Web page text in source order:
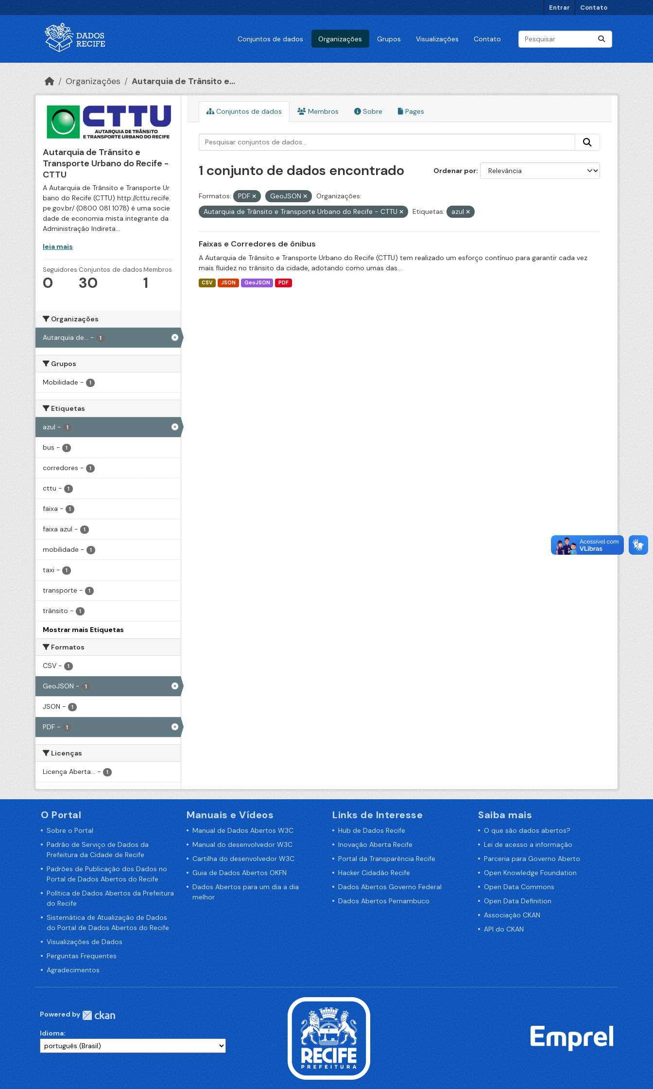
Entrar Contato
Conjuntos de dados Organizações Grupos Visualizações Contato
Organizações Autarquia de Trânsito e...
Autarquia de Trânsito e
Transporte Urbano do Recife -
CTTU
A Autarquia de Trânsito e Transporte Ur
bano do Recife (CTTU) http://cttu.recife.
pe.gov.br/ (0800 081 1078) é uma socie
dade de economia mista integrante da
Administração Indireta...
leia mais
Seguidores
0
Conjuntos de dados
30
Membros
1
Organizações
Autarquia de... - 1
Grupos
Mobilidade - 1
Etiquetas
azul - 1
bus - 1
corredores - 1
cttu - 1
faixa - 1
faixa azul - 1
mobilidade - 1
taxi - 1
transporte - 1
trânsito - 1
Mostrar mais Etiquetas
Formatos
CSV - 1
GeoJSON - 1
JSON - 1
PDF - 1
Licenças
Licença Aberta... - 1
Conjuntos de dados Membros Sobre Pages
Ordenar por
1 conjunto de dados encontrado
Formatos: PDF GeoJSON
Organizações:
Autarquia de Trânsito e Transporte Urbano do Recife - CTTU
Etiquetas: azul
Faixas e Corredores de ônibus
A Autarquia de Trânsito e Transporte Urbano do Recife (CTTU) tem realizado um esforço contínuo para garantir cada vez
mais fluidez no trânsito da cidade, adotando como umas das...
CSV JSON GeoJSON PDF
O Portal
Sobre o Portal
Padrão de Serviço de Dados da
Prefeitura da Cidade de Recife
Padrões de Publicação dos Dados no
Portal de Dados Abertos do Recife
Política de Dados Abertos da Prefeitura
do Recife
Sistemática de Atualização de Dados
do Portal de Dados Abertos do Recife
Visualizações de Dados
Perguntas Frequentes
Agradecimentos
Manuais e Vídeos
Manual de Dados Abertos W3C
Manual do desenvolvedor W3C
Cartilha do desenvolvedor W3C
Guia de Dados Abertos OKFN
Dados Abertos para um dia a dia
melhor
Links de Interesse
Hub de Dados Recife
Inovação Aberta Recife
Portal da Transparência Recife
Hacker Cidadão Recife
Dados Abertos Governo Federal
Dados Abertos Pernambuco
Saiba mais
O que são dados abertos?
Lei de acesso a informação
Parceria para Governo Aberto
Open Knowledge Foundation
Open Data Commons
Open Data Definition
Associação CKAN
API do CKAN
Powered by
Idioma